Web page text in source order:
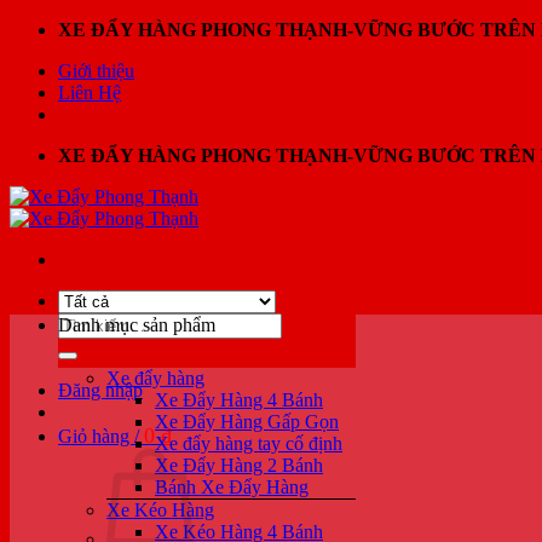
dung
XE ĐẨY HÀNG PHONG THẠNH-VỮNG BƯỚC
Giới thiệu
Liên Hệ
XE ĐẨY HÀNG PHONG THẠNH-VỮNG BƯỚC
Tìm
kiếm:
Đăng nhập
Giỏ hàng / 0₫
Danh mục sản phẩm
Xe đẩy hàng
Xe Đẩy Hàng 4 Bánh
Xe Đẩy Hàng Gấp Gọn
Xe đẩy hàng tay cố định
Xe Đẩy Hàng 2 Bánh
Bánh Xe Đẩy Hàng
Xe Kéo Hàng
Xe Kéo Hàng 4 Bánh